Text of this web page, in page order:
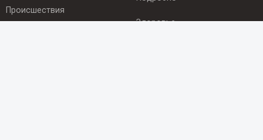
Происшествия
Здоровье